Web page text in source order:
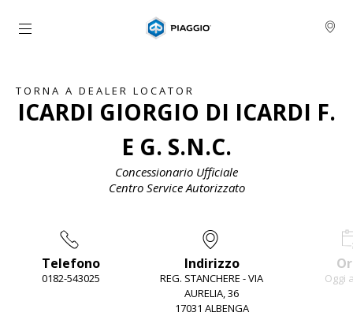
Vai al contenuto principale
TORNA A DEALER LOCATOR
ICARDI GIORGIO DI ICARDI F.
E G. S.N.C.
Concessionario Ufficiale
Centro Service Autorizzato
Telefono
0182-543025
Indirizzo
REG. STANCHERE - VIA
AURELIA, 36
17031 ALBENGA
Oggi